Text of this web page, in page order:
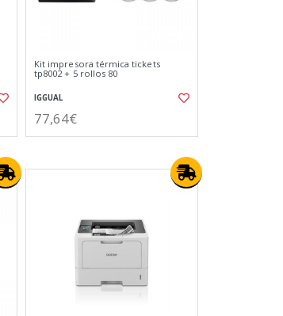
Kit impresora térmica tickets
tp8002 + 5 rollos 80
IGGUAL
77,64€